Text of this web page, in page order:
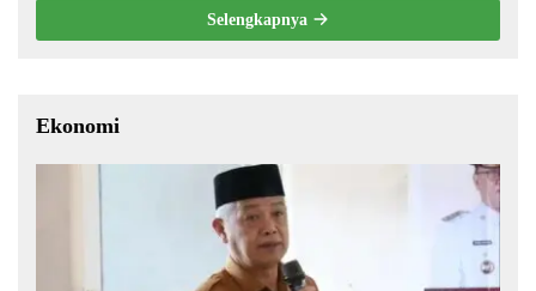
Selengkapnya
Ekonomi